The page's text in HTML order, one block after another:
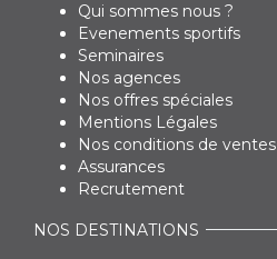
Qui sommes nous ?
Evenements sportifs
Seminaires
Nos agences
Nos offres spéciales
Mentions Légales
Nos conditions de ventes
Assurances
Recrutement
NOS DESTINATIONS